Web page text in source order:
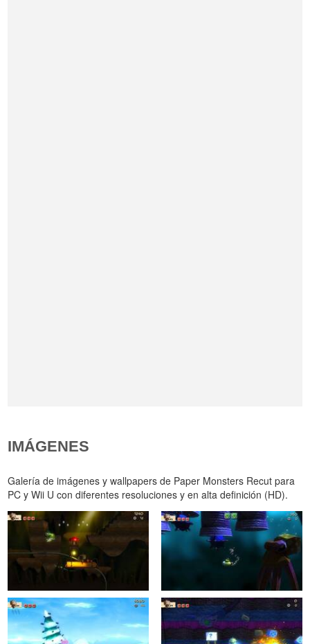
IMÁGENES
Galería de imágenes y wallpapers de Paper Monsters Recut para
PC y Wii U con diferentes resoluciones y en alta definición (HD).